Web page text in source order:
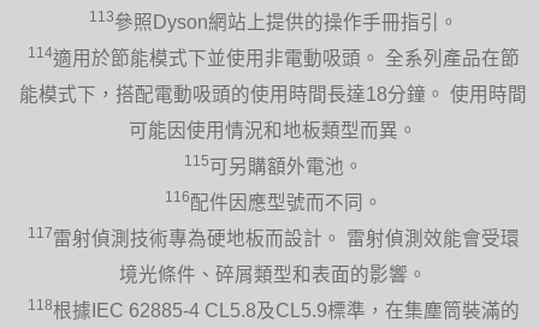
113參照Dyson網站上提供的操作手冊指引。
114適用於節能模式下並使用非電動吸頭。 全系列產品在節
能模式下，搭配電動吸頭的使用時間長達18分鐘。 使用時間
可能因使用情況和地板類型而異。
115可另購額外電池。
116配件因應型號而不同。
117雷射偵測技術專為硬地板而設計。 雷射偵測效能會受環
境光條件、碎屑類型和表面的影響。
118根據IEC 62885-4 CL5.8及CL5.9標準，在集塵筒裝滿的